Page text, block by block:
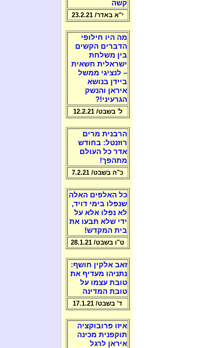
קשה
י"א באדר/ 23.2.21
מה היו חילופי
הדברים הקשים
בין משלחת
ישראלית חשאית
– לנציגי ממשל
ביידן בנושא
איראן והנשק
הגרעיני!?
ל' בשבט/ 12.2.21
הרבנית מרים
רוזנטל: בחודש
אדר כל העולם
מתהפך!
כ"ה בשבט/ 7.2.21
כל האלפים האלה
שנפלו בימי דויד,
לא נפלו אלא על
ידי שלא תבעו את
בית המקדש!
ט"ו בשבט/ 28.1.21
זאב אלקין חושף:
נתניהו מעדיף את
טובת עצמו על
טובת המדינה
ד' בשבט/ 17.1.21
איזו פרובוקציה
תוקפנית מכינה
איראן לרגל